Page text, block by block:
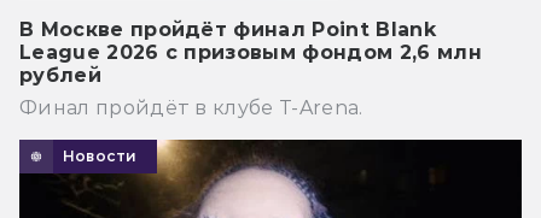
В Москве пройдёт финал Point Blank
League 2026 с призовым фондом 2,6 млн
рублей
Финал пройдёт в клубе T-Arena.
Новости